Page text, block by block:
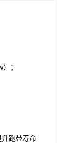
）；
跑带寿命